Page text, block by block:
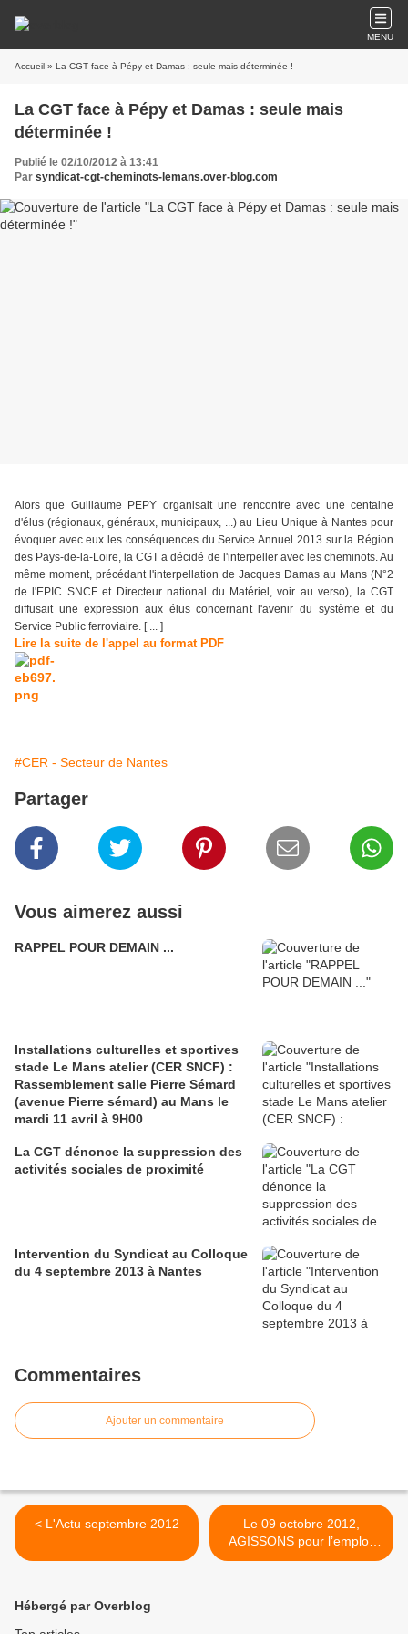
MENU
Accueil » La CGT face à Pépy et Damas : seule mais déterminée !
La CGT face à Pépy et Damas : seule mais
déterminée !
Publié le 02/10/2012 à 13:41
Par syndicat-cgt-cheminots-lemans.over-blog.com
Alors que Guillaume PEPY organisait une rencontre avec une centaine
d'élus (régionaux, généraux, municipaux, ...) au Lieu Unique à Nantes pour
évoquer avec eux les conséquences du Service Annuel 2013 sur la Région
des Pays-de-la-Loire, la CGT a décidé de l'interpeller avec les cheminots. Au
même moment, précédant l'interpellation de Jacques Damas au Mans (N°2
de l'EPIC SNCF et Directeur national du Matériel, voir au verso), la CGT
diffusait une expression aux élus concernant l'avenir du système et du
Service Public ferroviaire. [ ... ]
Lire la suite de l'appel au format PDF
#CER - Secteur de Nantes
Partager
Vous aimerez aussi
RAPPEL POUR DEMAIN ...
Installations culturelles et sportives
stade Le Mans atelier (CER SNCF) :
Rassemblement salle Pierre Sémard
(avenue Pierre sémard) au Mans le
mardi 11 avril à 9H00
La CGT dénonce la suppression des
activités sociales de proximité
Intervention du Syndicat au Colloque
du 4 septembre 2013 à Nantes
Commentaires
Ajouter un commentaire
< L'Actu septembre 2012
Le 09 octobre 2012,
AGISSONS pour l’emploi,
pour l’industrie : les
Hébergé par Overblog